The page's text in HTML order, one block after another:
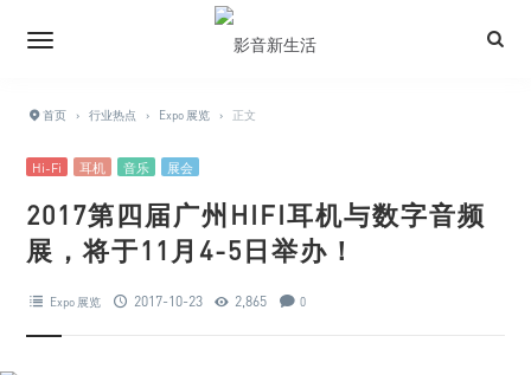
首页 › 行业热点 › Expo 展览 › 正文
Hi-Fi 耳机 音乐 展会
2017第四届广州HIFI耳机与数字音频
展，将于11月4-5日举办！
Expo 展览 2017-10-23 2,865 0